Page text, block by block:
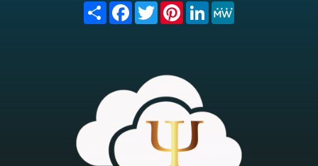
Share FacebookTwitterPinterest
LinkedIn